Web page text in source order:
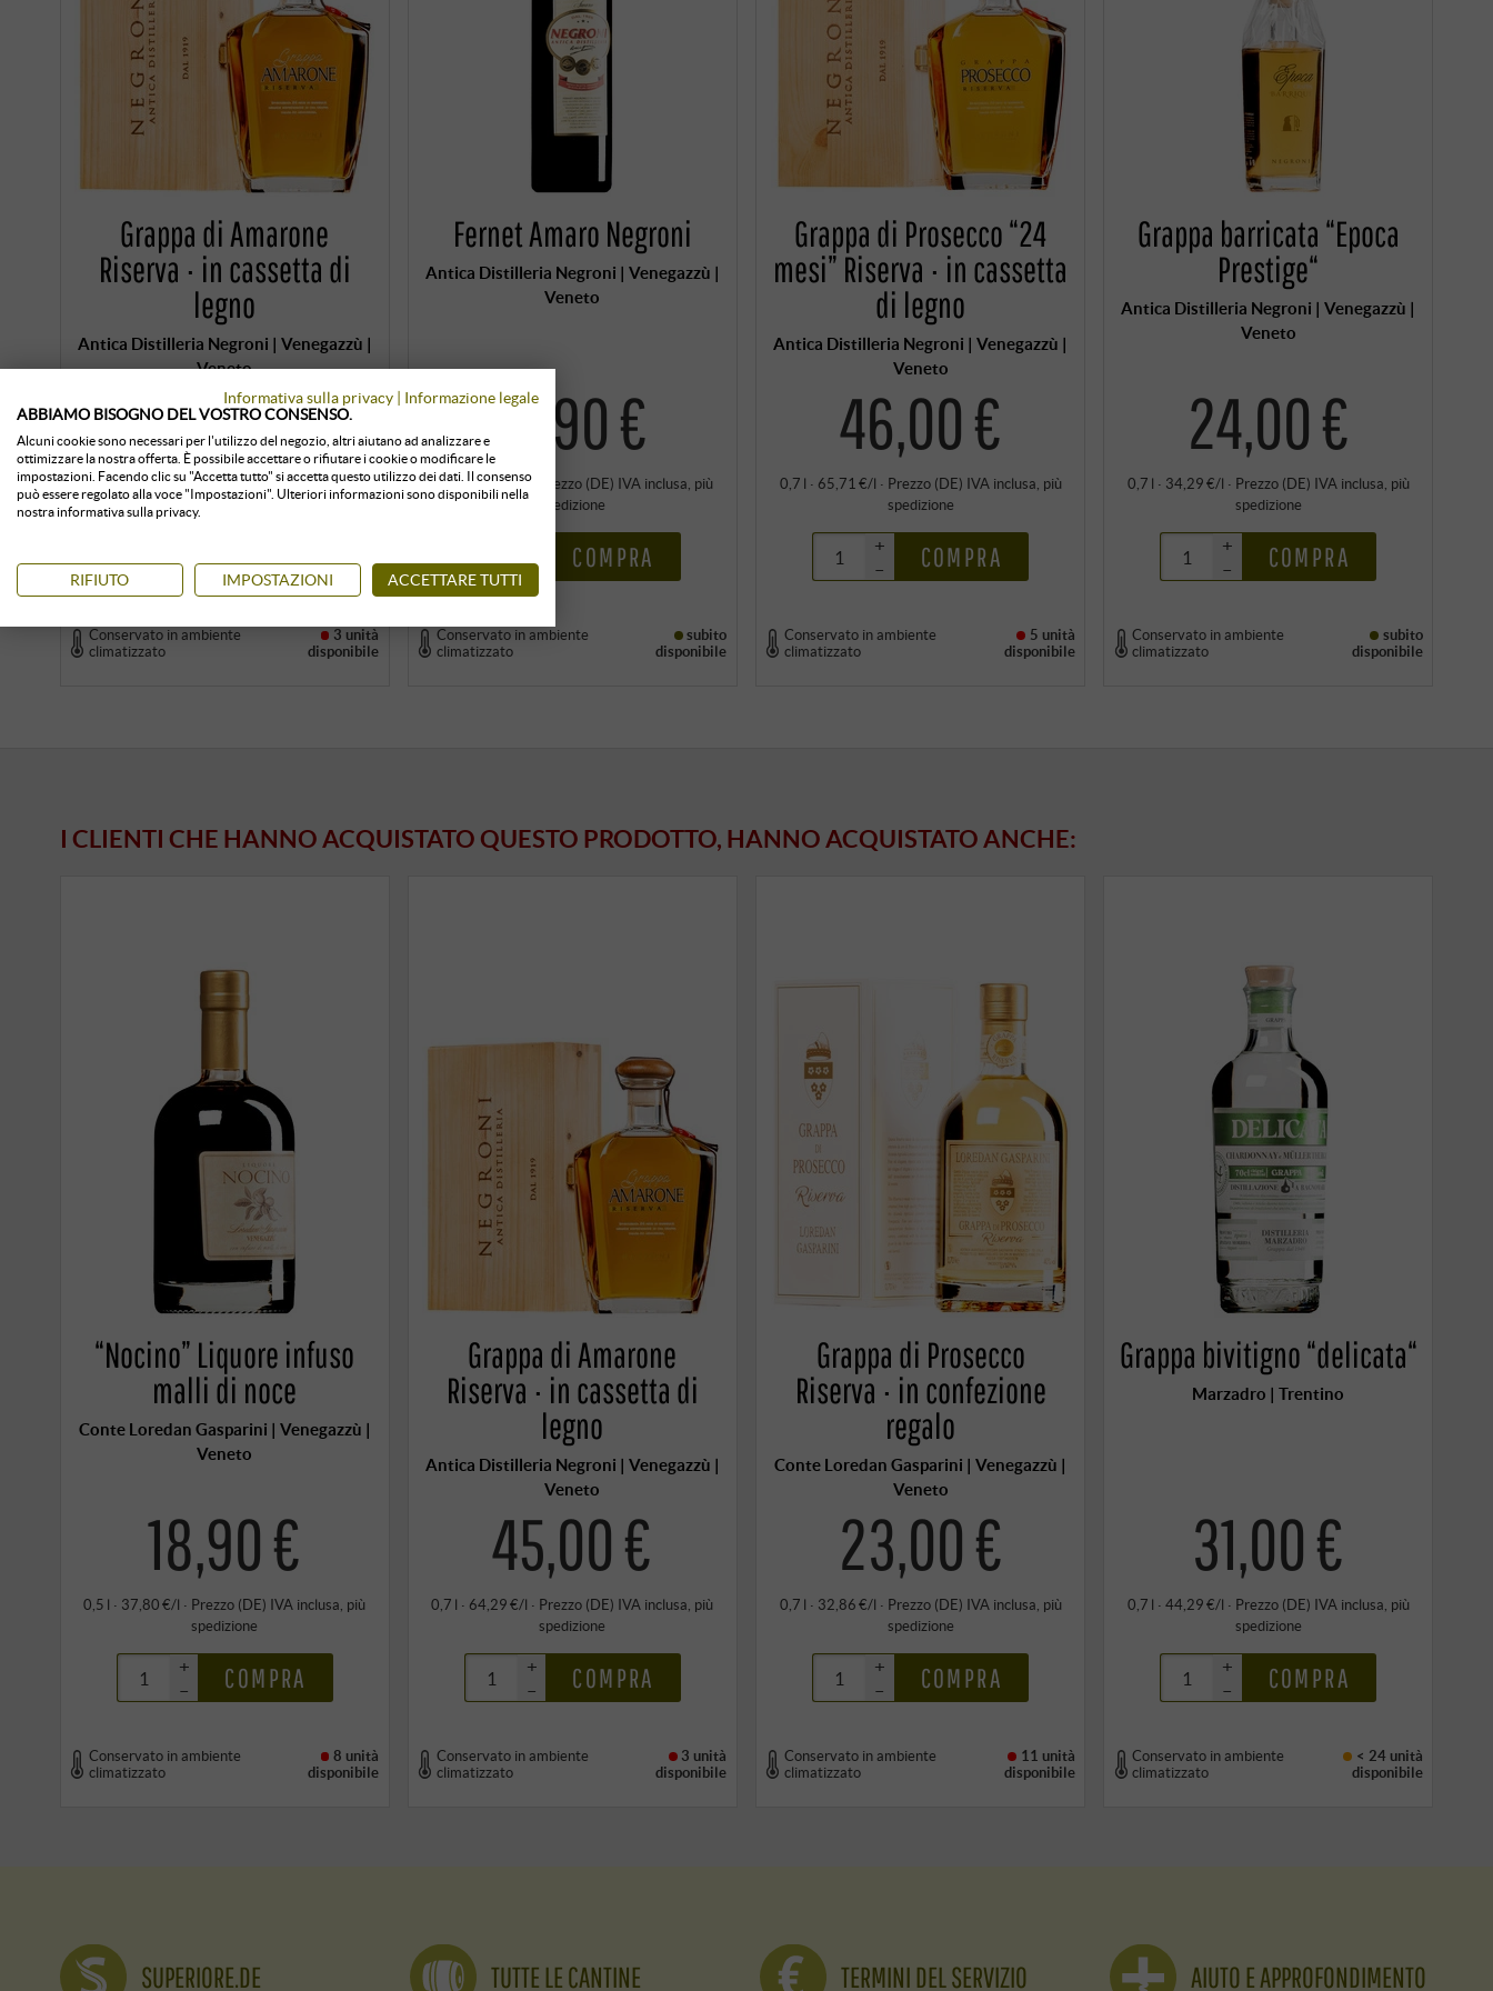
Grappa di Amarone
Riserva · in cassetta di
legno
Antica Distilleria Negroni | Venegazzù |
Veneto
45,00 €
0,7 l · 64,29 €/l· Prezzo (DE) IVA inclusa, più
spedizione
–
COMPRA
Conservato in ambiente
climatizzato
3 unità
disponibile
Fernet Amaro Negroni
Antica Distilleria Negroni | Venegazzù |
Veneto
15,90 €
0,7 l · 22,71 €/l· Prezzo (DE) IVA inclusa , più
spedizione
–
COMPRA
Conservato in ambiente
climatizzato
subito
disponibile
Grappa di Prosecco “24
mesi” Riserva · in cassetta
di legno
Antica Distilleria Negroni | Venegazzù |
Veneto
46,00 €
0,7 l · 65,71 €/l · Prezzo (DE) IVA inclusa , più
spedizione
+
–
COMPRA
Conservato in ambiente
climatizzato
5 unità
disponibile
Grappa barricata “Epoca
Prestige“
Antica Distilleria Negroni | Venegazzù |
Veneto
24,00 €
0,7 l · 34,29 €/l · Prezzo (DE) IVA inclusa , più
spedizione
+
–
COMPRA
Conservato in ambiente
climatizzato
subito
disponibile
I CLIENTI CHE HANNO ACQUISTATO QUESTO PRODOTTO, HANNO ACQUISTATO ANCHE:
“Nocino” Liquore infuso
malli di noce
Conte Loredan Gasparini | Venegazzù |
Veneto
18,90 €
0,5 l · 37,80 €/l · Prezzo (DE) IVA inclusa , più
spedizione
+
–
COMPRA
Conservato in ambiente
climatizzato
8 unità
disponibile
Grappa di Amarone
Riserva · in cassetta di
legno
Antica Distilleria Negroni | Venegazzù |
Veneto
45,00 €
0,7 l · 64,29 €/l · Prezzo (DE) IVA inclusa , più
spedizione
+
–
COMPRA
Conservato in ambiente
climatizzato
3 unità
disponibile
Grappa di Prosecco
Riserva · in confezione
regalo
Conte Loredan Gasparini | Venegazzù |
Veneto
23,00 €
0,7 l · 32,86 €/l · Prezzo (DE) IVA inclusa , più
spedizione
+
–
COMPRA
Conservato in ambiente
climatizzato
11 unità
disponibile
Grappa bivitigno “delicata“
Marzadro | Trentino
31,00 €
0,7 l · 44,29 €/l · Prezzo (DE) IVA inclusa , più
spedizione
+
–
COMPRA
Conservato in ambiente
climatizzato
< 24 unità
disponibile
SUPERIORE.DE TUTTE LE CANTINE TERMINI DEL SERVIZIO AIUTO E APPROFONDIMENTO
Informativa sulla privacy | Informazione legale
ABBIAMO BISOGNO DEL VOSTRO CONSENSO.
Alcuni cookie sono necessari per l'utilizzo del negozio, altri aiutano ad analizzare e
ottimizzare la nostra offerta. È possibile accettare o rifiutare i cookie o modificare le
impostazioni. Facendo clic su "Accetta tutto" si accetta questo utilizzo dei dati. Il consenso
può essere regolato alla voce "Impostazioni". Ulteriori informazioni sono disponibili nella
nostra informativa sulla privacy.
RIFIUTO IMPOSTAZIONI ACCETTARE TUTTI